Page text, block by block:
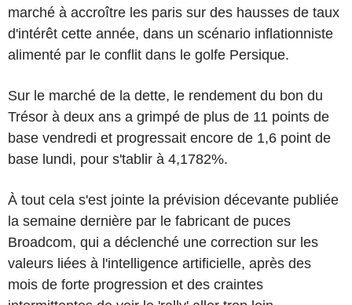
marché à accroître les paris sur des hausses de taux
d'intérêt cette année, dans un scénario inflationniste
alimenté par le conflit dans le golfe Persique.
Sur le marché de la dette, le rendement du bon du
Trésor à deux ans a grimpé de plus de 11 points de
base vendredi et progressait encore de 1,6 point de
base lundi, pour s'tablir à 4,1782%.
À tout cela s'est jointe la prévision décevante publiée
la semaine dernière par le fabricant de puces
Broadcom, qui a déclenché une correction sur les
valeurs liées à l'intelligence artificielle, après des
mois de forte progression et des craintes